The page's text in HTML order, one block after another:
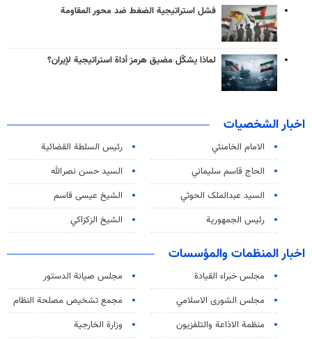
فشل استراتيجية الضغط ضد محور المقاومة
لماذا يشكّل مضيق هرمز أداة استراتيجية لإيران؟
اخبار الشخصيات
الامام الخامنئي
رئیس السلطة القضائیة
الحاج قاسم سليماني
السيد حسن نصرالله
السید عبدالملک الحوثي
الشيخ عيسى قاسم
رئيس الجمهورية
الشيخ الزكزاكي
اخبار المنظمات والمؤسسات
مجلس خبراء القيادة
مجلس صيانة الدستور
مجلس الشورى الاسلامي
مجمع تشخيص مصلحة النظام
منظمة الاذاعة والتلفزیون
وزارة الخارجية